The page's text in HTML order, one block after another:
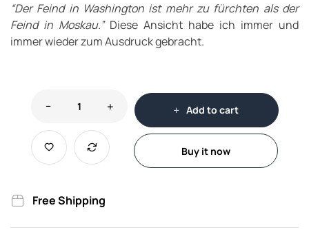
“Der Feind in Washington ist mehr zu fürchten als der
Feind in Moskau.”Diese Ansicht habe ich immer und
immer wieder zum Ausdruck gebracht.
Add to cart
Buy it now
Free Shipping